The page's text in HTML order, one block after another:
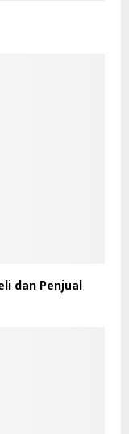
dan Penjual